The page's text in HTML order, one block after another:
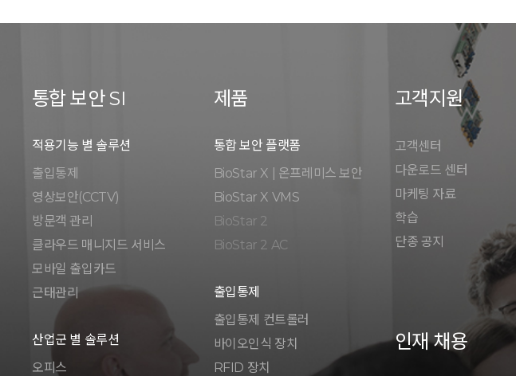
통합 보안 SI
적용기능 별 솔루션
출입통제
영상보안(CCTV)
방문객 관리
클라우드 매니지드 서비스
모바일 출입카드
근태관리
산업군 별 솔루션
오피스
제품
통합 보안 플랫폼
BioStar X | 온프레미스 보안
BioStar X VMS
BioStar 2
BioStar 2 AC
출입통제
출입통제 컨트롤러
바이오인식 장치
RFID 장치
고객지원
고객센터
다운로드 센터
마케팅 자료
학습
단종 공지
인재 채용